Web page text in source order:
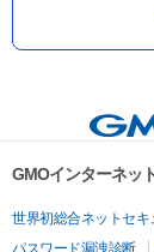
GMOインターネッ
世界初総合ネットセキ
パスワード漏洩診断